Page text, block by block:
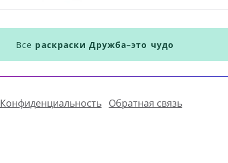
Все раскраски Дружба–это чудо
Конфиденциальность Обратная связь